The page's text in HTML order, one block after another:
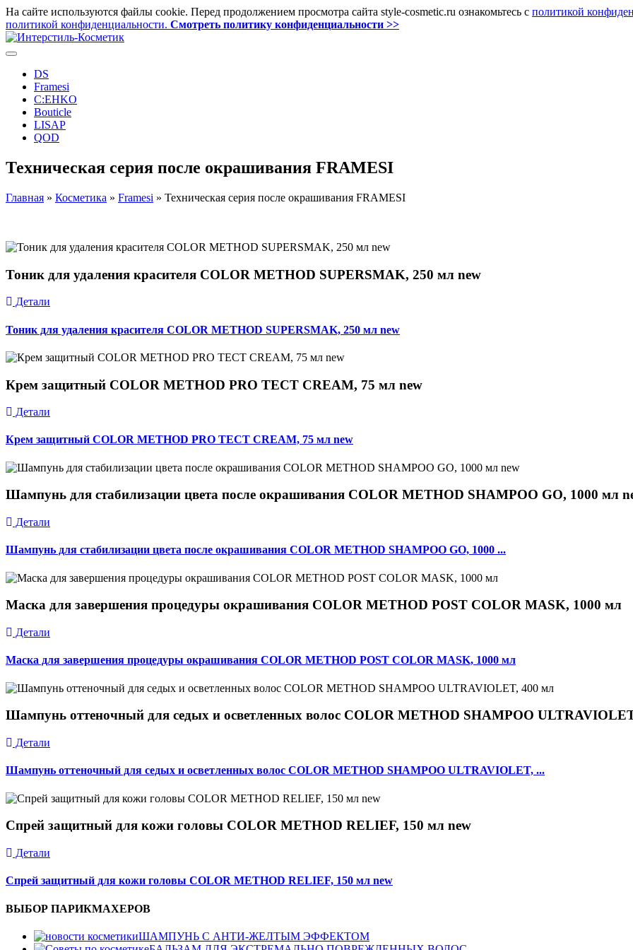
На сайте используются файлы cookie. Перед продолжением просмотра сайта style-cosmetic.ru ознакомьтесь с политикой
политикой конфиденциальности. Смотреть политику конфиденциальности >>
DS
Framesi
C:EHKO
Bouticle
LISAP
QOD
Техническая серия после окрашивания FRAMESI
Главная » Косметика » Framesi » Техническая серия после окрашивания FRAMESI
Тоник для удаления красителя COLOR METHOD SUPERSMAK, 250 мл new
Детали
Тоник для удаления красителя COLOR METHOD SUPERSMAK, 250 мл new
Крем защитный COLOR METHOD PRO TECT CREAM, 75 мл new
Детали
Крем защитный COLOR METHOD PRO TECT CREAM, 75 мл new
Шампунь для стабилизации цвета после окрашивания COLOR METHOD SHAMPOO GO, 1000 мл
Детали
Шампунь для стабилизации цвета после окрашивания COLOR METHOD SHAMPOO GO, 1000 ...
Маска для завершения процедуры окрашивания COLOR METHOD POST COLOR MASK, 1000 мл
Детали
Маска для завершения процедуры окрашивания COLOR METHOD POST COLOR MASK, 1000 мл
Шампунь оттеночный для седых и осветленных волос COLOR METHOD SHAMPOO
Детали
Шампунь оттеночный для седых и осветленных волос COLOR METHOD SHAMPOO ULTRAVIOLET, ...
Спрей защитный для кожи головы COLOR METHOD RELIEF, 150 мл new
Детали
Спрей защитный для кожи головы COLOR METHOD RELIEF, 150 мл new
ВЫБОР ПАРИКМАХЕРОВ
ШАМПУНЬ С АНТИ-ЖЕЛТЫМ ЭФФЕКТОМ